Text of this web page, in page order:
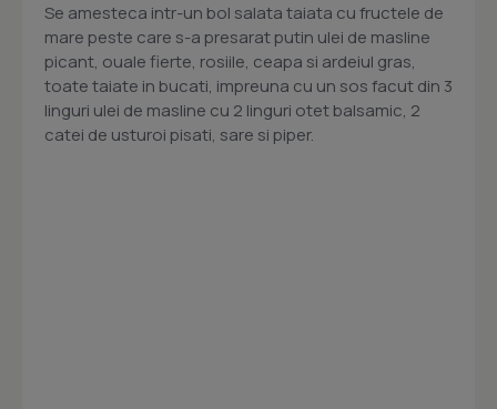
Se amesteca intr-un bol salata taiata cu fructele de
mare peste care s-a presarat putin ulei de masline
picant, ouale fierte, rosiile, ceapa si ardeiul gras,
toate taiate in bucati, impreuna cu un sos facut din 3
linguri ulei de masline cu 2 linguri otet balsamic, 2
catei de usturoi pisati, sare si piper.